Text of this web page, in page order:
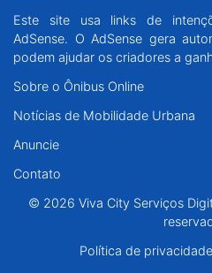
Este site usa links de
AdSense. O AdSense gera
podem ajudar os criadores a
Sobre o Ônibus Online
Notícias de Mobilidade Urbana
Anuncie
Contato
© 2026 Viva City Serviços
Política de